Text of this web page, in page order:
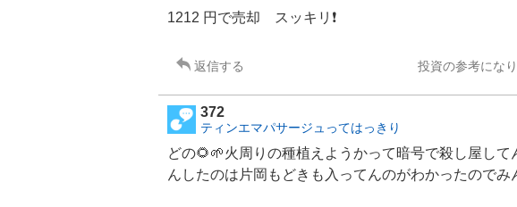
1212 円で売却 スッキリ❗️
返信する 投資の参考にな
372
ティンエマパサージュってはっきり
どの🌻🌱火周りの種植えようかって暗号で殺し屋し
んしたのは片岡もどきも入ってんのがわかったのでみ